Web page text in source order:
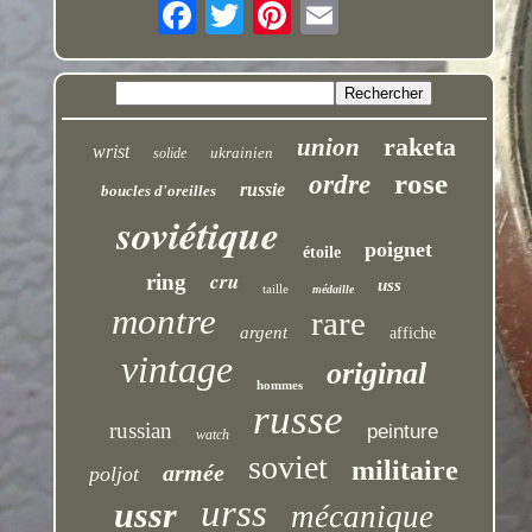
wrist solide ukrainien union raketa
boucles d'oreilles russie ordre rose
soviétique étoile poignet
ring cru taille médaille uss
montre argent rare affiche
vintage hommes original
russian watch russe peinture
poljot armée soviet militaire
ussr urss mécanique